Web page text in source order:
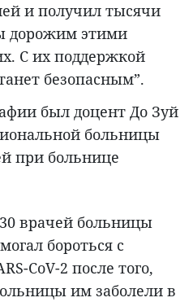
и получил тысячи
дорожим этими
С их поддержкой
безопасным”.
был доцент До Зуй
больницы
при больнице
врачей больницы
бороться с
CoV-2 после того,
им заболели в